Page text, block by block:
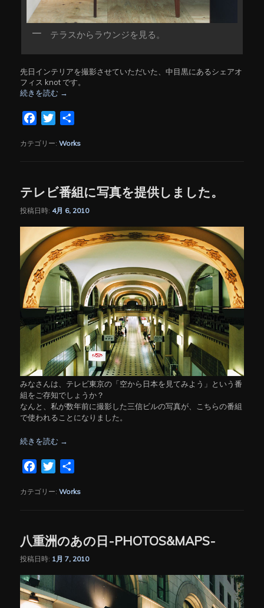
テラスからラウンジを見る。
先日インテリアを撮影させていただいた、中目黒にあるシェアオ
フィス knot です。
続きを読む →
FacebookTwitter
カテゴリー: Works
テレビ番組に写真を提供しました。
投稿日時: 4月 6, 2010
みなさんは、テレビ東京の「空から日本を見てみよう」という番
組をご存知でしょうか？
なんと、私が数年前に撮影した三信ビルの写真が、こちらの番組
で使われることになりました。
続きを読む →
FacebookTwitter
カテゴリー: Works
八重洲のあの日-PHOTOS&MAPS-
投稿日時: 1月 7, 2010